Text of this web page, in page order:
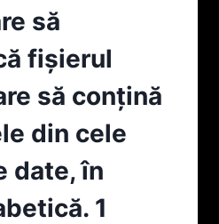
să
fişierul
să conțină
din cele
date, în
1